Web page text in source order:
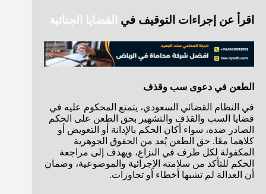
اقرأ عن إجراءات التوقيف في القضايا الجنائية
الطعن في دعوى سب وقذف
في النظام القضائي السعودي، يتمتع المحكوم عليه في
قضايا السب والقذف والتشهير بحق الطعن على الحكم
الصادر ضده، سواء أكان الحكم بالإدانة أو التعويض أو
كلاهما معًا. حق الطعن يُعد من الحقوق الجوهرية
المكفولة لكل طرف في النزاع، ويهدف إلى مراجعة
الحكم للتأكد من سلامته الإجرائية والموضوعية، وضمان
أن العدالة لم تشبها أخطاء أو تجاوزات.